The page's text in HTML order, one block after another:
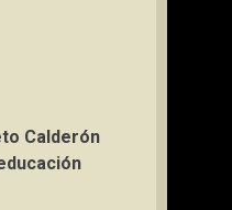
Calderón